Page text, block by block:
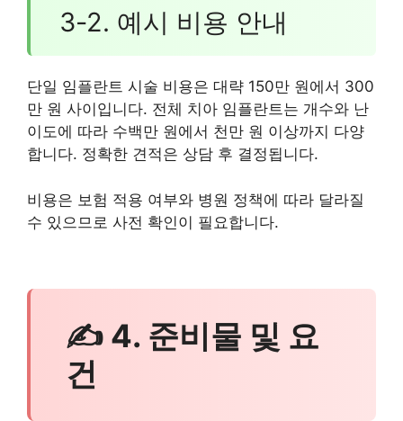
3-2. 예시 비용 안내
단일 임플란트 시술 비용은 대략 150만 원에서 300
만 원 사이입니다. 전체 치아 임플란트는 개수와 난
이도에 따라 수백만 원에서 천만 원 이상까지 다양
합니다. 정확한 견적은 상담 후 결정됩니다.
비용은 보험 적용 여부와 병원 정책에 따라 달라질
수 있으므로 사전 확인이 필요합니다.
✍ 4. 준비물 및 요
건